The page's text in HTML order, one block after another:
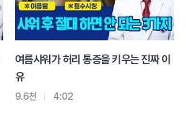
여름샤워가 허리 통증을 키우는 진짜 이
유
9.6천 4:02